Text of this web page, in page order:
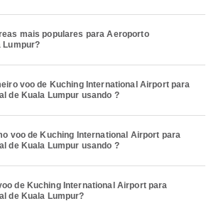
mais populares para Aeroporto
Lumpur?
voo de Kuching International Airport para
de Kuala Lumpur usando ?
voo de Kuching International Airport para
de Kuala Lumpur usando ?
de Kuching International Airport para
de Kuala Lumpur?